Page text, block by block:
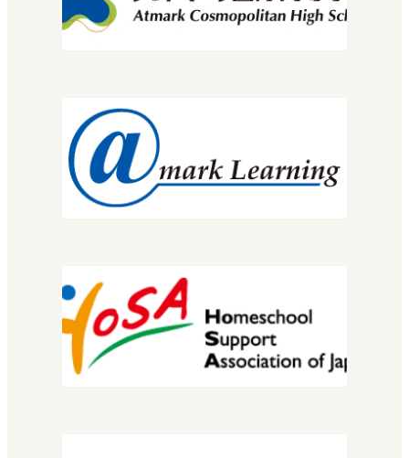
マイプロ
先生・コーチについて
バレエ・ダンサーコース
SNEC（スペシャルニーズ）
STEC
EuLa明蓬館中等部
スクールライフ
校長挨拶
教育理念・コンセプト
学校概要
進路実績
情報公開